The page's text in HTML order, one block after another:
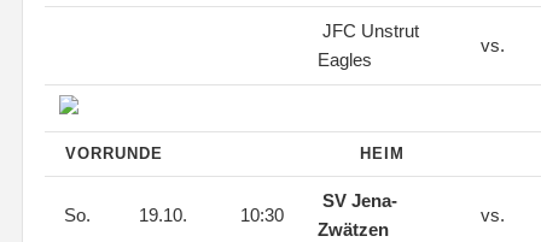
JFC Unstrut
Eagles
vs.
VORRUNDE HEIM
So. 19.10. 10:30
SV Jena-
Zwätzen
vs.